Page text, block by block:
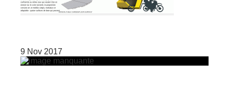
9 Nov 2017